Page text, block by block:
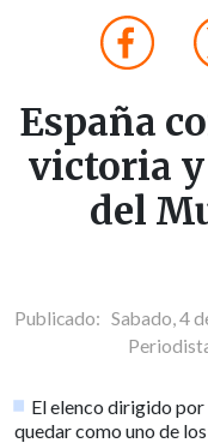
España
victoria
del
Publicado: Sabado, 4
El elenco dirigido
quedar como uno de